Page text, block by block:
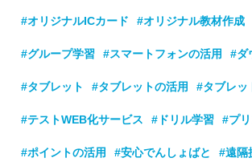
#オリジナルICカード #オリジナル教材作成
#グループ学習 #スマートフォンの活用 #ダ
#タブレット #タブレットの活用 #タブレッ
#テストWEB化サービス #ドリル学習 #プ
#ポイントの活用 #安心でんしょばと #遠隔